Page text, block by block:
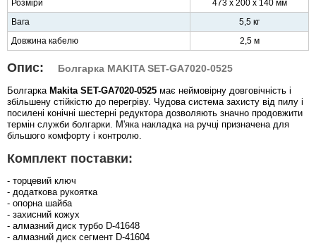
Розміри
473 х 200 х 140 мм
Вага
5,5 кг
Довжина кабелю
2,5 м
Опис: Болгарка MAKITA SET-GA7020-0525
Болгарка Makita SET-GA7020-0525 має неймовірну довговічність і
збільшену стійкістю до перегріву. Чудова система захисту від пилу і
посилені конічні шестерні редуктора дозволяють значно продовжити
термін служби болгарки. М'яка накладка на ручці призначена для
більшого комфорту і контролю.
Комплект поставки:
- торцевий ключ
- додаткова рукоятка
- опорна шайба
- захисний кожух
- алмазний диск турбо D-41648
- алмазний диск сегмент D-41604